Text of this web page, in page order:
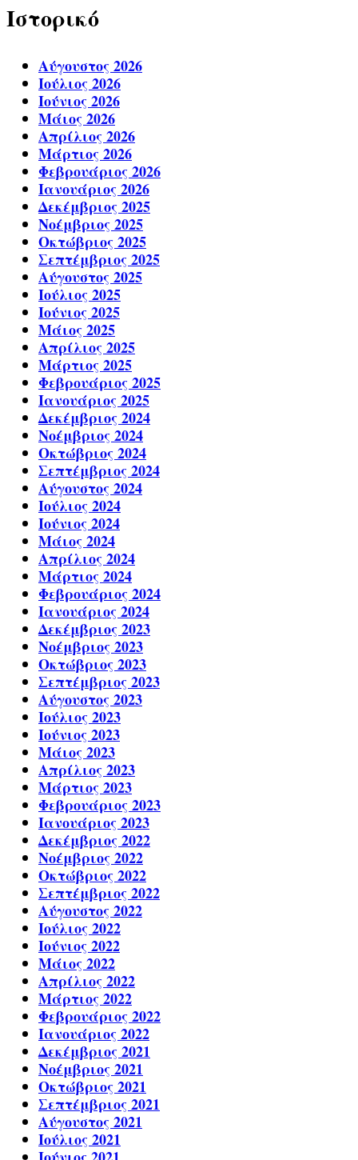
Ιστορικό
Αύγουστος 2026
Ιούλιος 2026
Ιούνιος 2026
Μάιος 2026
Απρίλιος 2026
Μάρτιος 2026
Φεβρουάριος 2026
Ιανουάριος 2026
Δεκέμβριος 2025
Νοέμβριος 2025
Οκτώβριος 2025
Σεπτέμβριος 2025
Αύγουστος 2025
Ιούλιος 2025
Ιούνιος 2025
Μάιος 2025
Απρίλιος 2025
Μάρτιος 2025
Φεβρουάριος 2025
Ιανουάριος 2025
Δεκέμβριος 2024
Νοέμβριος 2024
Οκτώβριος 2024
Σεπτέμβριος 2024
Αύγουστος 2024
Ιούλιος 2024
Ιούνιος 2024
Μάιος 2024
Απρίλιος 2024
Μάρτιος 2024
Φεβρουάριος 2024
Ιανουάριος 2024
Δεκέμβριος 2023
Νοέμβριος 2023
Οκτώβριος 2023
Σεπτέμβριος 2023
Αύγουστος 2023
Ιούλιος 2023
Ιούνιος 2023
Μάιος 2023
Απρίλιος 2023
Μάρτιος 2023
Φεβρουάριος 2023
Ιανουάριος 2023
Δεκέμβριος 2022
Νοέμβριος 2022
Οκτώβριος 2022
Σεπτέμβριος 2022
Αύγουστος 2022
Ιούλιος 2022
Ιούνιος 2022
Μάιος 2022
Απρίλιος 2022
Μάρτιος 2022
Φεβρουάριος 2022
Ιανουάριος 2022
Δεκέμβριος 2021
Νοέμβριος 2021
Οκτώβριος 2021
Σεπτέμβριος 2021
Αύγουστος 2021
Ιούλιος 2021